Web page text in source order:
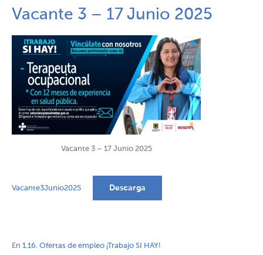
Vacante 3 – 17 Junio 2025
Vacante 3 – 17 Junio 2025
Vacante3Junio2025 Descarga
En 1.16. Ofertas de empleo ¡Trabajo SI HAY!